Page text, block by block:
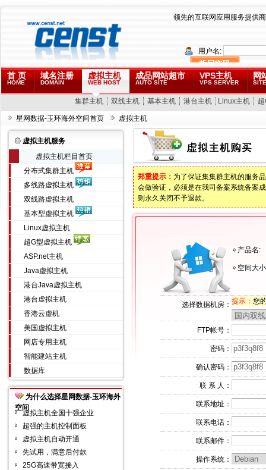
领先的互联网应用服务提供商
用户名:
首 页
HOME
域名注册
DOMAIN
虚拟主机
WEB HOST
成品网站超市
AUTO SITE
VPS主机
VPS SERVER
网
集群主机 双线主机 基本主机 港台主机 Linux主机
星网数据-玉环海外空间首页 虚拟主机
虚拟主机服务
虚拟主机栏目首页
分布式集群主机
多线路虚拟主机
双线路虚拟主机
基本型虚拟主机
Linux虚拟主机
超G型虚拟主机
ASP.net主机
Java虚拟主机
港台Java虚拟主机
港台虚拟主机
香港云虚机
美国虚拟主机
网店专用主机
智能建站主机
数据库
为什么选择星网数据-玉环海外
空间
虚拟主机全国十强企业
超强的主机控制面板
虚拟主机自动开通
先试用，满意后付款
25G高速带宽接入
郑重提示： 为了保证集集群主机的服务
会做验证，必须是在我司备案系统备案
则永久关闭不予退款。
产品名:
空间大
选择数据机房： 提示： 您
FTP帐号：
密码：
确认密码：
联 系 人：
联系地址：
联系电话：
联系邮件：
操作系统：